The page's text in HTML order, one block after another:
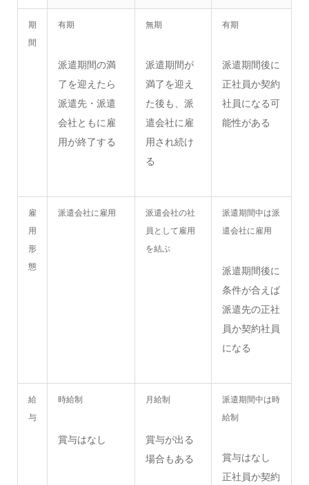
期
間
有期
派遣期間の満
了を迎えたら
派遣先・派遣
会社ともに雇
用が終了する
無期
派遣期間が
満了を迎え
た後も、派
遣会社に雇
用され続け
る
有期
派遣期間後に
正社員か契約
社員になる可
能性がある
雇
用
形
態
派遣会社に雇用
派遣会社の社
員として雇用
を結ぶ
派遣期間中は派
遣会社に雇用
派遣期間後に
条件が合えば
派遣先の正社
員か契約社員
になる
給
与
時給制
賞与はなし
月給制
賞与が出る
場合もある
派遣期間中は時
給制
賞与はなし
正社員か契約